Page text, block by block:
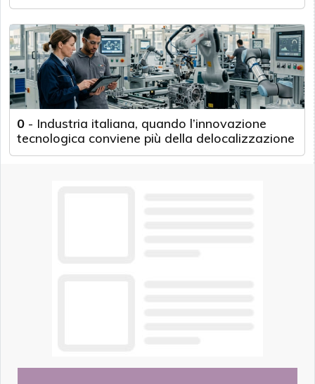
0 - Industria italiana, quando l’innovazione
tecnologica conviene più della delocalizzazione